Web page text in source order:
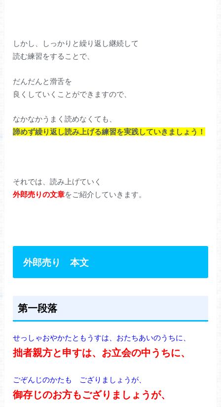
しかし、しっかりと繰り返し継続して
読む練習をすることで、
だんだんと滑舌を
良くしていくことができますので、
なかなかうまく読めなくても、
諦めず繰り返し読み上げる練習を実践していきましょう！
それでは、読み上げていく
外郎売りの文章をご紹介していきます。
外郎売り 本文
第一段落
せっしゃおやかたともうすは、おたちあいのうちに、
拙者親方と申すは、お立会の中うちに、
ごぞんじのかたも ござりましょうが、
御存じのお方もござりましょうが、